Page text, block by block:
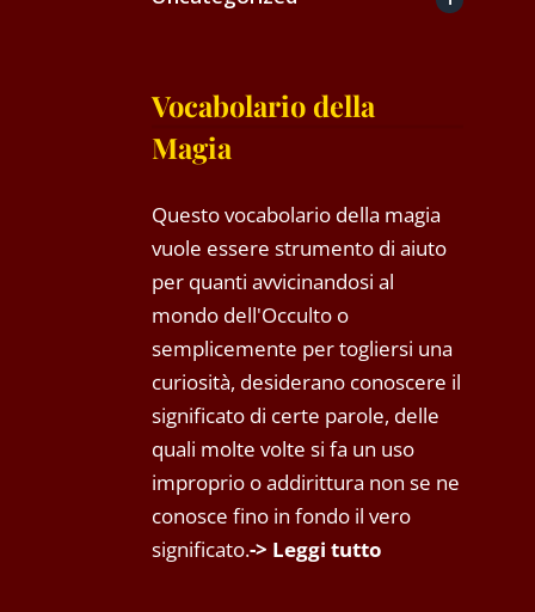
Vocabolario della
Magia
Questo vocabolario della magia
vuole essere strumento di aiuto
per quanti avvicinandosi al
mondo dell'Occulto o
semplicemente per togliersi una
curiosità, desiderano conoscere il
significato di certe parole, delle
quali molte volte si fa un uso
improprio o addirittura non se ne
conosce fino in fondo il vero
significato.-> Leggi tutto